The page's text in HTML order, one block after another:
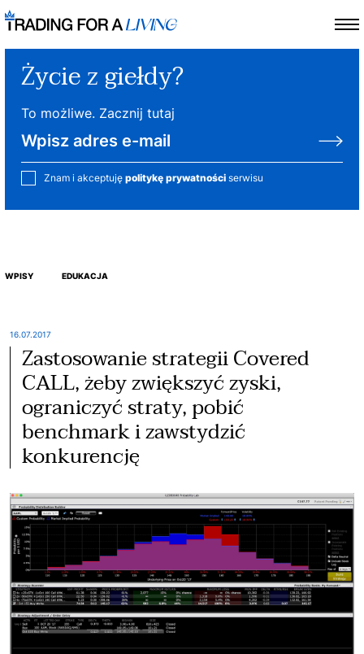
Życie z giełdy?
To możliwe. Zacznij tutaj
Znam i akceptuję politykę prywatności serwisu
WPISY EDUKACJA
16.07.2017
Zastosowanie strategii Covered
CALL, żeby zwiększyć zyski,
ograniczyć straty, pobić
benchmark i zawstydzić
konkurencję